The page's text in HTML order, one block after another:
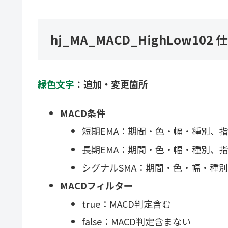
hj_MA_MACD_HighLow102
緑色文字 ：追加・変更箇所
MACD条件
短期EMA：期間・色・幅・種別、
長期EMA：期間・色・幅・種別、
シグナルSMA：期間・色・幅・種
MACDフィルター
true：MACD判定含む
false：MACD判定含まない